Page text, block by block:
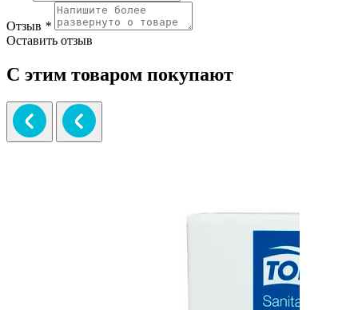
Отзыв *
Оставить отзыв
С этим товаром покупают